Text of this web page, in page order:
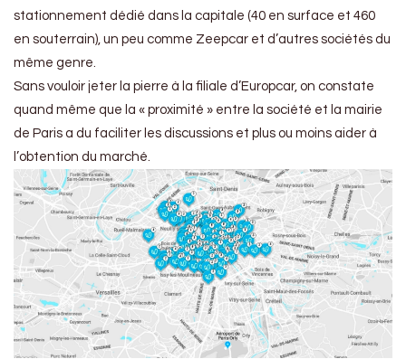
stationnement dédié dans la capitale (40 en surface et 460
en souterrain), un peu comme Zeepcar et d’autres sociétés du
même genre.
Sans vouloir jeter la pierre à la filiale d’Europcar, on constate
quand même que la « proximité » entre la société et la mairie
de Paris a du faciliter les discussions et plus ou moins aider à
l’obtention du marché.